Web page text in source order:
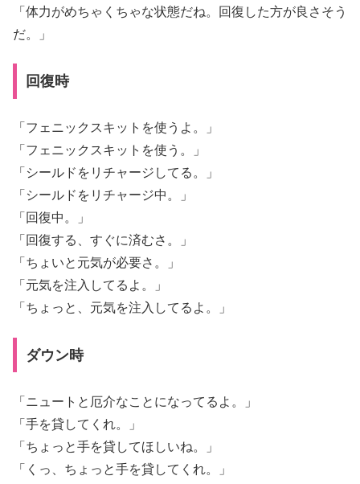
「体力がめちゃくちゃな状態だね。回復した方が良さそう
だ。」
回復時
「フェニックスキットを使うよ。」
「フェニックスキットを使う。」
「シールドをリチャージしてる。」
「シールドをリチャージ中。」
「回復中。」
「回復する、すぐに済むさ。」
「ちょいと元気が必要さ。」
「元気を注入してるよ。」
「ちょっと、元気を注入してるよ。」
ダウン時
「ニュートと厄介なことになってるよ。」
「手を貸してくれ。」
「ちょっと手を貸してほしいね。」
「くっ、ちょっと手を貸してくれ。」